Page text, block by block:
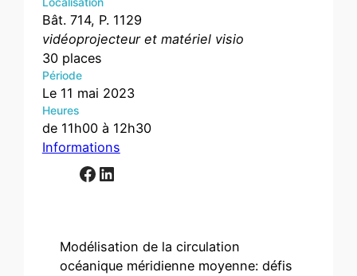
Bât. 714, P. 1129
vidéoprojecteur et matériel visio
30 places
Période
Le 11 mai 2023
Heures
de 11h00 à 12h30
Informations
Facebook LinkedIn
Modélisation de la circulation
océanique méridienne moyenne: défis